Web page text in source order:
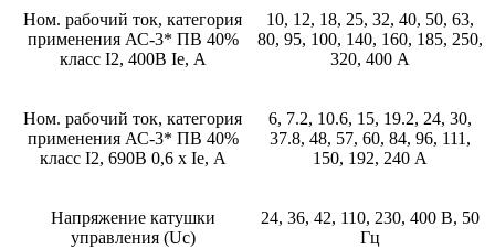
Ном. рабочий ток, категория
применения АС-3* ПВ 40%
класс I2, 400В Ie, А
10, 12, 18, 25, 32, 40, 50, 63,
80, 95, 100, 140, 160, 185, 250,
320, 400 А
Ном. рабочий ток, категория
применения АС-3* ПВ 40%
класс I2, 690В 0,6 х Ie, А
6, 7.2, 10.6, 15, 19.2, 24, 30,
37.8, 48, 57, 60, 84, 96, 111,
150, 192, 240 А
Напряжение катушки
управления (Uc)
24, 36, 42, 110, 230, 400 В, 50
Гц